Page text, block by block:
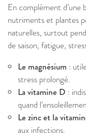
En complément d’une
nutriments et plantes
naturelles, surtout
de saison, fatigue,
Le magnésium :
stress prolongé.
La vitamine D :
quand
Le zinc et la
aux infections.